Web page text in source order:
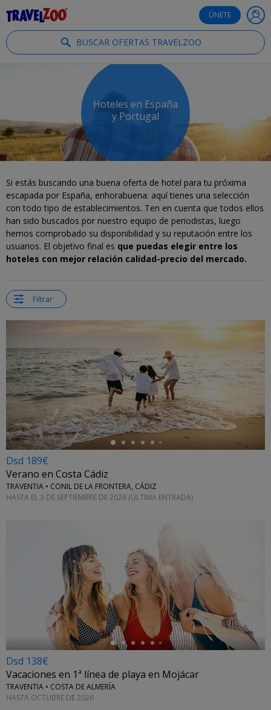
ÚNETE
BUSCAR OFERTAS TRAVELZOO
Hoteles en España
y Portugal
Si estás buscando una buena oferta de hotel para tu próxima
escapada por España, enhorabuena: aquí tienes una selección
con todo tipo de establecimientos. Ten en cuenta que todos ellos
han sido buscados por nuestro equipo de periodistas, luego
hemos comprobado su disponibilidad y su reputación entre los
usuarios. El objetivo final es que puedas elegir entre los
hoteles con mejor relación calidad-precio del mercado.
Filtrar
←
Dsd 189€
Verano en Costa Cádiz
TRAVENTIA • CONIL DE LA FRONTERA, CÁDIZ
HASTA EL 3 DE SEPTIEMBRE DE 2026 (ÚLTIMA ENTRADA)
Dsd 138€
Vacaciones en 1ª línea de playa en Mojácar
TRAVENTIA • COSTA DE ALMERÍA
HASTA OCTUBRE DE 2026